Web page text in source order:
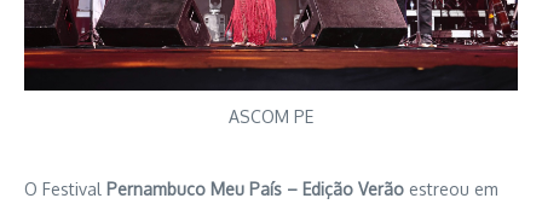
ASCOM PE
O Festival Pernambuco Meu País – Edição Verão estreou em